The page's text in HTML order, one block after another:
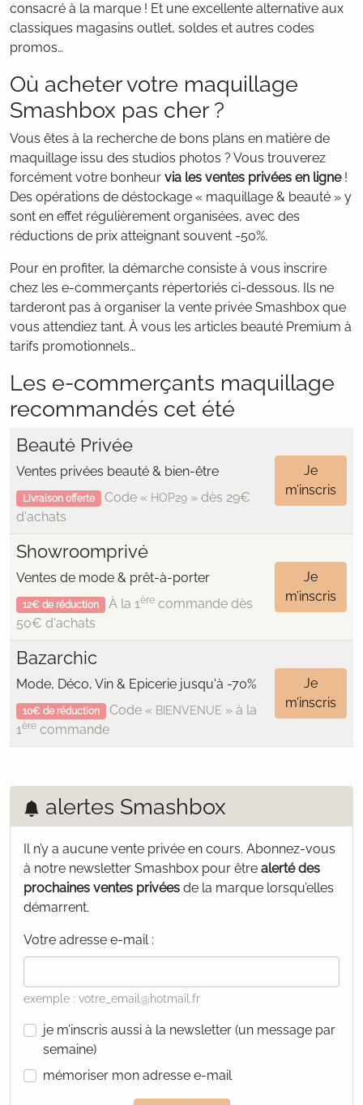
consacré à la marque ! Et une excellente alternative aux
classiques magasins outlet, soldes et autres codes
promos…
Où acheter votre maquillage
Smashbox pas cher ?
Vous êtes à la recherche de bons plans en matière de
maquillage issu des studios photos ? Vous trouverez
forcément votre bonheur via les ventes privées en ligne!
Des opérations de déstockage « maquillage & beauté » y
sont en effet régulièrement organisées, avec des
réductions de prix atteignant souvent -50%.
Pour en profiter, la démarche consiste à vous inscrire
chez les e-commerçants répertoriés ci-dessous. Ils ne
tarderont pas à organiser la vente privée Smashbox que
vous attendiez tant. À vous les articles beauté Premium à
tarifs promotionnels…
Les e-commerçants maquillage
recommandés cet été
Beauté Privée
Ventes privées beauté & bien-être
Livraison offerte Code « HOP29» dès 29€
d'achats
Je
m’inscris
Showroomprivé
Ventes de mode & prêt-à-porter
12€ de réduction À la 1èrecommande dès
50€ d'achats
Je
m’inscris
Bazarchic
Mode, Déco, Vin & Epicerie jusqu'à -70%
10€ de réduction Code « BIENVENUE » à la
1ère commande
Je
m’inscris
alertes Smashbox
Il n’y a aucune vente privée en cours. Abonnez-vous
à notre newsletter Smashbox pour être alerté des
prochaines ventes privées de la marque lorsqu’elles
démarrent.
Votre adresse e-mail :
exemple : votre_email@hotmail.fr
je m’inscris aussi à la newsletter (un message par
semaine)
mémoriser mon adresse e-mail